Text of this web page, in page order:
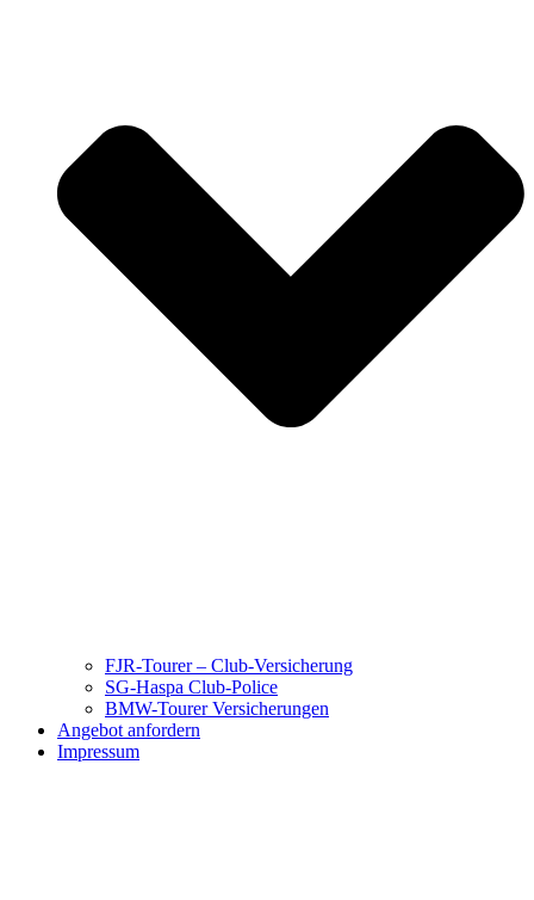
FJR-Tourer – Club-Versicherung
SG-Haspa Club-Police
BMW-Tourer Versicherungen
Angebot anfordern
Impressum